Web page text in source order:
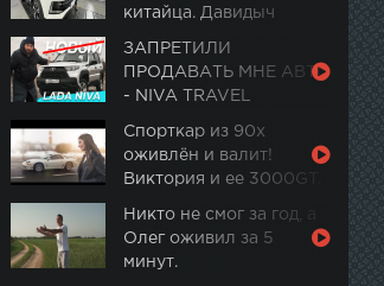
китайца. Давидыч
ЗАПРЕТИЛИ
ПРОДАВАТЬ МНЕ АВТО
- NIVA TRAVEL
Спорткар из 90х
оживлён и валит!
Виктория и ее 3000GT.
Никто не смог за год, а
Олег оживил за 5
минут.